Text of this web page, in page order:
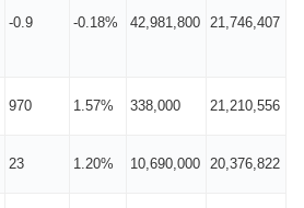
-0.9 -0.18% 42,981,800 21,746,407
970 1.57% 338,000 21,210,556
23 1.20% 10,690,000 20,376,822